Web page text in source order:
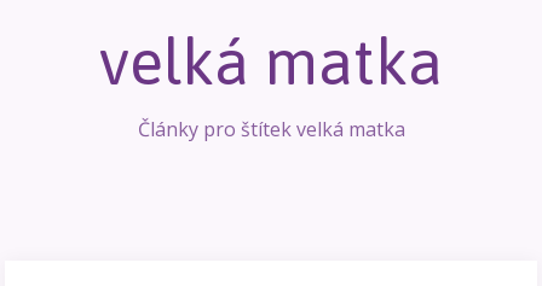
velká matka
Články pro štítek velká matka